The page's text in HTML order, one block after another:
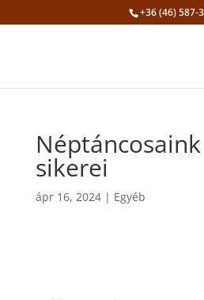
+36 (46) 587-
sikerei
ápr 16, 2024| Egyéb